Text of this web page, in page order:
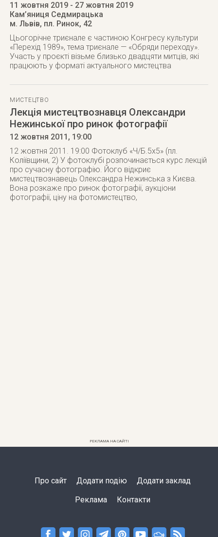
11 жовтня 2019 - 27 жовтня 2019
Кам’яниця Седмирацька
м. Львів, пл. Ринок, 42
Цьогорічне триєнале є частиною Конгресу культури
«Перехід 1989», тема триєнале — «Обряди переходу».
Участь у проєкті візьме близько двадцяти митців, які
працюють у форматі актуального мистецтва
МИСТЕЦТВО
Лекція мистецтвознавця Олександри
Нежинської про ринок фотографії
12 жовтня 2011 , 19:00
12 жовтня 2011. 19:00 Фотоклуб «Ч/Б.5х5» (пл.
Коліївщини, 2) У фотоклубі розпочинається курс лекцій
про сучасну фотографію. Його відкриє
мистецтвознавець Олександра Нежинська з Києва.
Вона розкаже про ринок фотографії, аукціони
фотографії, ціну на фотомистецтво,
РЕКЛАМА НА САЙТІ
Про сайт Додати подію Додати заклад
Реклама Контакти